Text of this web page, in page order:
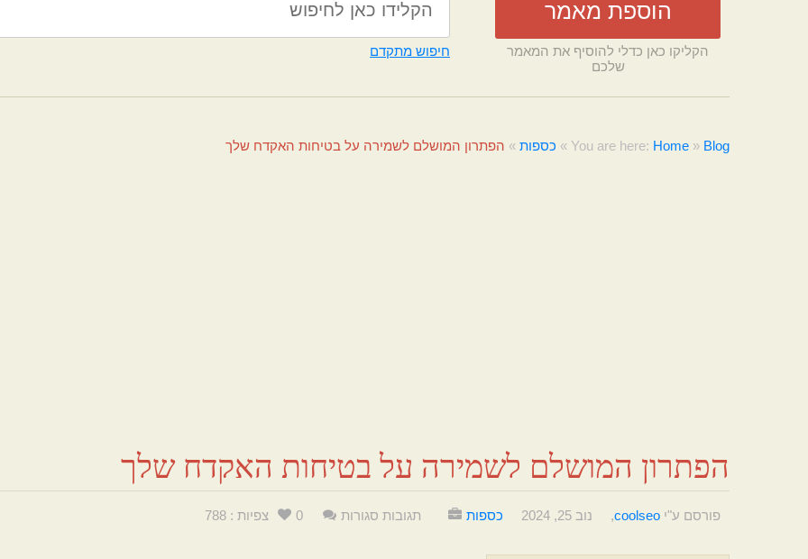
חיפוש מתקדם
הקליקו כאן כדלי להוסיף את המאמר
שלכם
You are here: Home » Blog
» כספות » הפתרון המושלם לשמירה על בטיחות האקדח שלך
הפתרון המושלם לשמירה על בטיחות האקדח שלך
פורסם ע"י coolseo
, נוב 25, 2024 כספות תגובות סגורות 0 צפיות : 788